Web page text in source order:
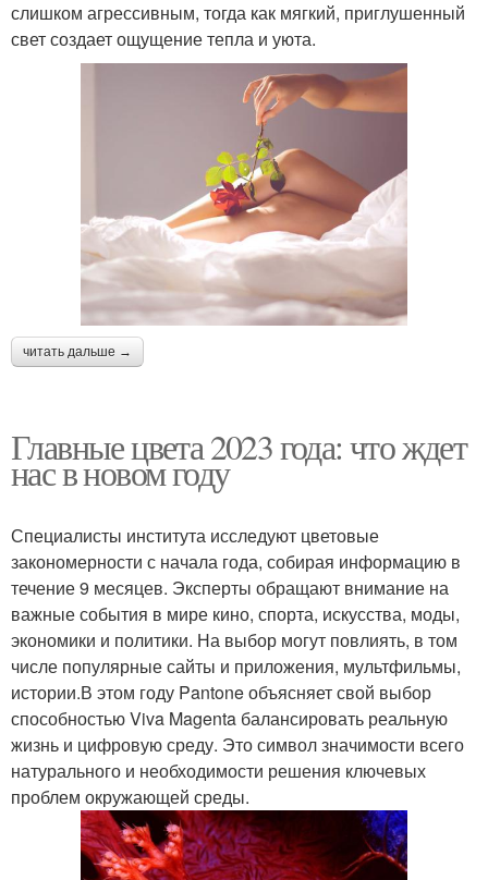
слишком агрессивным, тогда как мягкий, приглушенный
свет создает ощущение тепла и уюта.
читать дальше →
Главные цвета 2023 года: что ждет
нас в новом году
Специалисты института исследуют цветовые
закономерности с начала года, собирая информацию в
течение 9 месяцев. Эксперты обращают внимание на
важные события в мире кино, спорта, искусства, моды,
экономики и политики. На выбор могут повлиять, в том
числе популярные сайты и приложения, мультфильмы,
истории.В этом году Pantone объясняет свой выбор
способностью Viva Magenta балансировать реальную
жизнь и цифровую среду. Это символ значимости всего
натурального и необходимости решения ключевых
проблем окружающей среды.